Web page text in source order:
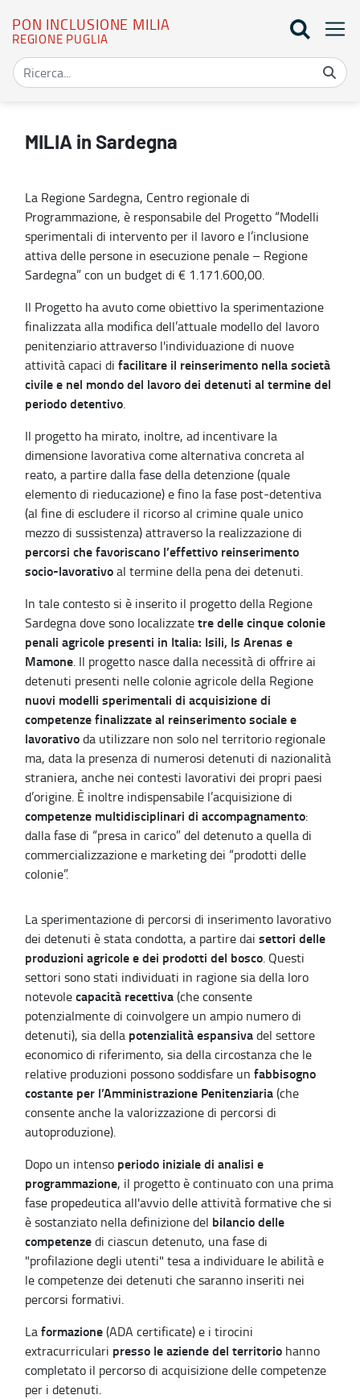
PON INCLUSIONE MILIA
REGIONE PUGLIA
MILIA in Sardegna
La Regione Sardegna, Centro regionale di
Programmazione, è responsabile del Progetto “Modelli
sperimentali di intervento per il lavoro e l’inclusione
attiva delle persone in esecuzione penale – Regione
Sardegna” con un budget di € 1.171.600,00.
Il Progetto ha avuto come obiettivo la sperimentazione
finalizzata alla modifica dell’attuale modello del lavoro
penitenziario attraverso l'individuazione di nuove
attività capaci di facilitare il reinserimento nella società
civile e nel mondo del lavoro dei detenuti al termine del
periodo detentivo.
Il progetto ha mirato, inoltre, ad incentivare la
dimensione lavorativa come alternativa concreta al
reato, a partire dalla fase della detenzione (quale
elemento di rieducazione) e fino la fase post-detentiva
(al fine di escludere il ricorso al crimine quale unico
mezzo di sussistenza) attraverso la realizzazione di
percorsi che favoriscano l’effettivo reinserimento
socio-lavorativoal termine della pena dei detenuti.
In tale contesto si è inserito il progetto della Regione
Sardegna dove sono localizzatetre delle cinque colonie
penali agricole presenti in Italia: Isili, Is Arenas e
Mamone. Il progetto nasce dalla necessità di offrire ai
detenuti presenti nelle colonie agricole della Regione
nuovi modelli sperimentali di acquisizione di
competenze finalizzate al reinserimento sociale e
lavorativoda utilizzare non solo nel territorio regionale
ma, data la presenza di numerosi detenuti di nazionalità
straniera, anche nei contesti lavorativi dei propri paesi
d’origine. È inoltre indispensabile l’acquisizione di
competenze multidisciplinari di accompagnamento:
dalla fase di “presa in carico” del detenuto a quella di
commercializzazione e marketing dei “prodotti delle
colonie”.
La sperimentazione di percorsi di inserimento lavorativo
dei detenuti è stata condotta, a partire dai settori delle
produzioni agricole e dei prodotti del bosco. Questi
settori sono stati individuati in ragione sia della loro
notevolecapacità recettiva(che consente
potenzialmente di coinvolgere un ampio numero di
detenuti), sia della potenzialità espansivadel settore
economico di riferimento, sia della circostanza che le
relative produzioni possono soddisfare un fabbisogno
costante per l’Amministrazione Penitenziaria(che
consente anche la valorizzazione di percorsi di
autoproduzione).
Dopo un intenso periodo iniziale di analisi e
programmazione, il progetto è continuato con una prima
fase propedeutica all'avvio delle attività formative che si
è sostanziato nella definizione del bilancio delle
competenzedi ciascun detenuto, una fase di
"profilazione degli utenti" tesa a individuare le abilità e
le competenze dei detenuti che saranno inseriti nei
percorsi formativi.
Laformazione(ADA certificate) e i tirocini
extracurriculari presso le aziende del territorio hanno
completato il percorso di acquisizione delle competenze
per i detenuti.